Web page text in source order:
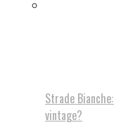
Strade
vintage?